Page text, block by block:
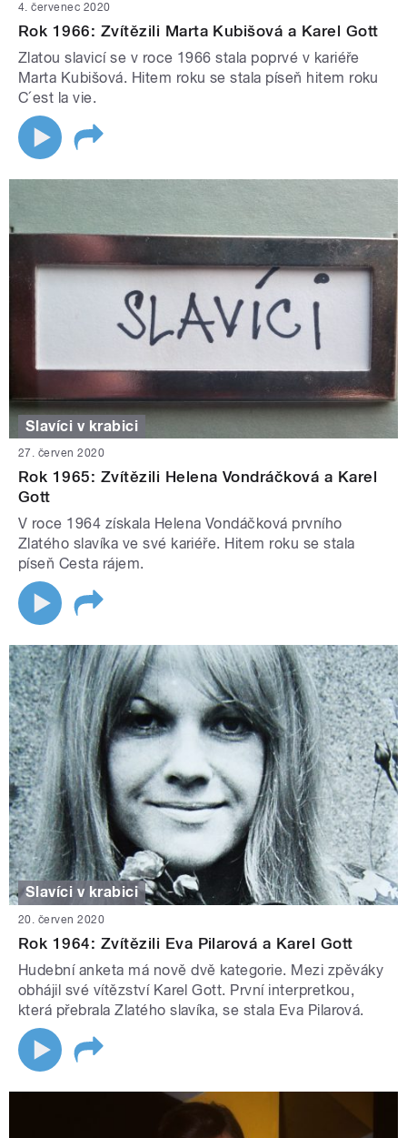
4. červenec 2020
Rok 1966: Zvítězili Marta Kubišová a Karel Gott
Zlatou slavicí se v roce 1966 stala poprvé v kariéře
Marta Kubišová. Hitem roku se stala píseň hitem roku
C´est la vie.
Slavíci v krabici
27. červen 2020
Rok 1965: Zvítězili Helena Vondráčková a Karel
Gott
V roce 1964 získala Helena Vondáčková prvního
Zlatého slavíka ve své kariéře. Hitem roku se stala
píseň Cesta rájem.
Slavíci v krabici
20. červen 2020
Rok 1964: Zvítězili Eva Pilarová a Karel Gott
Hudební anketa má nově dvě kategorie. Mezi zpěváky
obhájil své vítězství Karel Gott. První interpretkou,
která přebrala Zlatého slavíka, se stala Eva Pilarová.